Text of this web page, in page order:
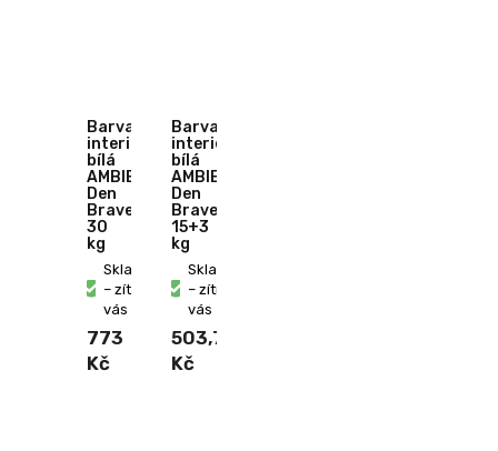
Barva
interiérová
bílá
AMBIENT
Den
Braven
30
kg
Skladem
– zítra u
vás
773
Kč
Barva
interiérová
bílá
AMBIENT
Den
Braven
15+3
kg
Skladem
– zítra u
vás
503,70
Kč